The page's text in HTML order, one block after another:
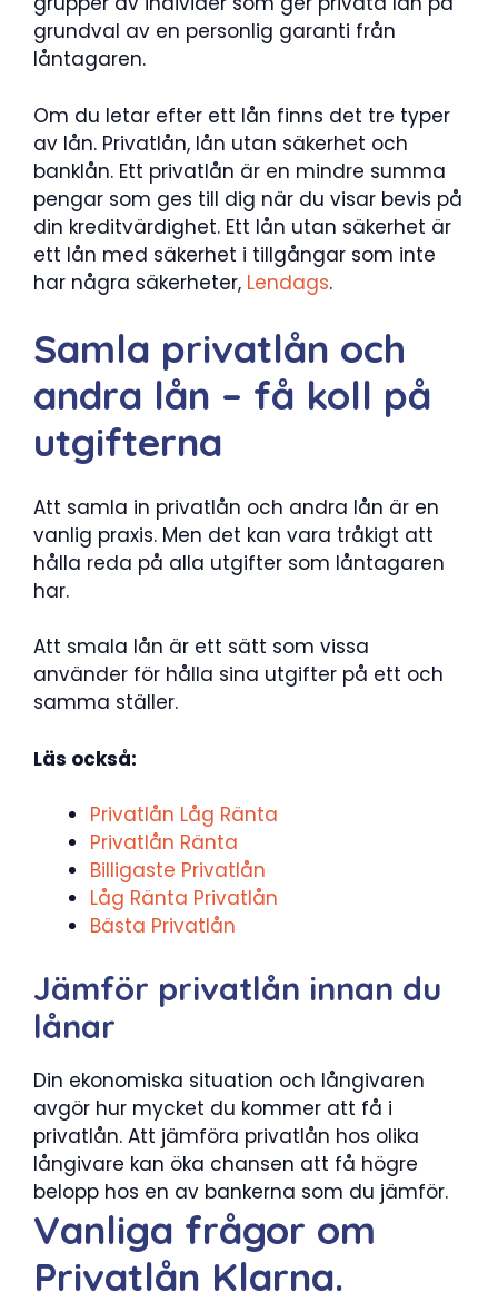
grundval av en personlig garanti från
låntagaren.
Om du letar efter ett lån finns det tre typer
av lån. Privatlån, lån utan säkerhet och
banklån. Ett privatlån är en mindre summa
pengar som ges till dig när du visar bevis på
din kreditvärdighet. Ett lån utan säkerhet är
ett lån med säkerhet i tillgångar som inte
har några säkerheter, Lendags.
Samla privatlån och
andra lån – få koll på
utgifterna
Att samla in privatlån och andra lån är en
vanlig praxis. Men det kan vara tråkigt att
hålla reda på alla utgifter som låntagaren
har.
Att smala lån är ett sätt som vissa
använder för hålla sina utgifter på ett och
samma ställer.
Läs också:
Privatlån Låg Ränta
Privatlån Ränta
Billigaste Privatlån
Låg Ränta Privatlån
Bästa Privatlån
Jämför privatlån innan du
lånar
Din ekonomiska situation och långivaren
avgör hur mycket du kommer att få i
privatlån. Att jämföra privatlån hos olika
långivare kan öka chansen att få högre
belopp hos en av bankerna som du jämför.
Vanliga frågor om
Privatlån Klarna.